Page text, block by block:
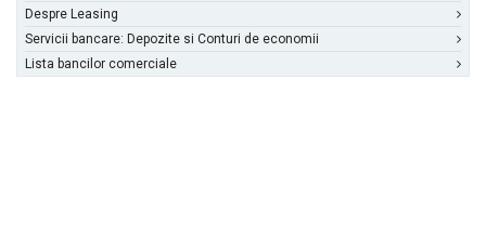
Despre Leasing
Servicii bancare: Depozite si Conturi de economii
Lista bancilor comerciale